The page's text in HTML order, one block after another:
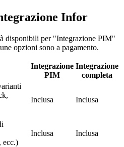
Infor
disponibili per "Integrazione PIM"
opzioni sono a pagamento.
Integrazione
PIM
Integrazione
completa
Inclusa Inclusa
ecc.)
Inclusa Inclusa